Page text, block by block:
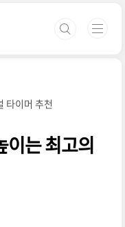
타이머 추천
이는 최고의